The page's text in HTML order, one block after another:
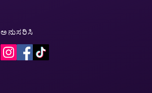
ಅನುಸರಿಸಿ